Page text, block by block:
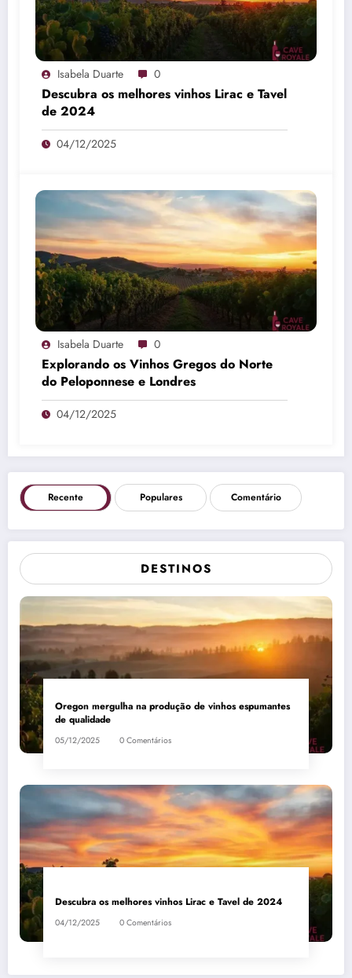
Isabela Duarte 0
Descubra os melhores vinhos Lirac e Tavel
de 2024
04/12/2025
Isabela Duarte 0
Explorando os Vinhos Gregos do Norte
do Peloponnese e Londres
04/12/2025
Recente Populares Comentário
DESTINOS
Oregon mergulha na produção de vinhos espumantes
de qualidade
05/12/2025 0 Comentários
Descubra os melhores vinhos Lirac e Tavel de 2024
04/12/2025 0 Comentários